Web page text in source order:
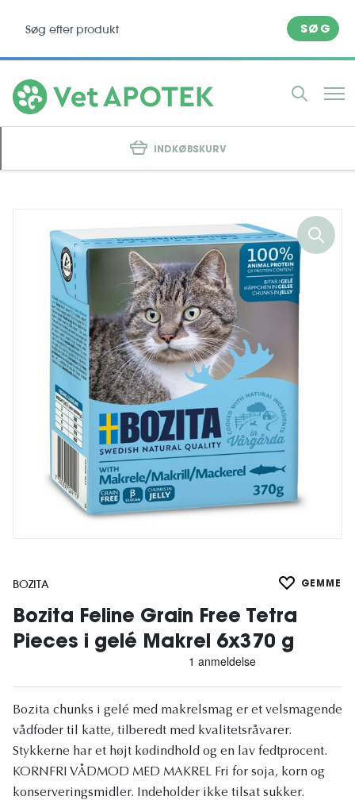
SØG
INDKØBSKURV
BOZITA GEMME
Bozita Feline Grain Free Tetra
Pieces i gelé Makrel 6x370 g
Bozita chunks i gelé med makrelsmag er et velsmagende
vådfoder til katte, tilberedt med kvalitetsråvarer.
Stykkerne har et højt kødindhold og en lav fedtprocent.
KORNFRI VÅDMOD MED MAKREL Fri for soja, korn og
konserveringsmidler. Indeholder ikke tilsat sukker.